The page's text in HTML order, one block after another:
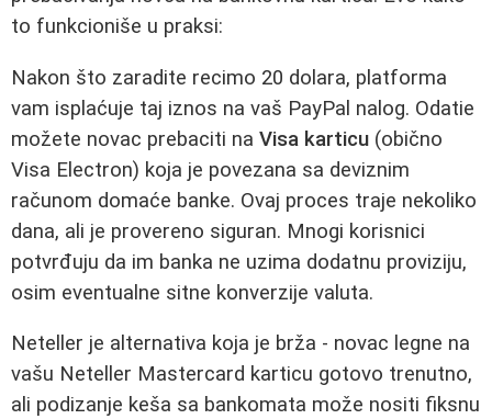
to funkcioniše u praksi:
Nakon što zaradite recimo 20 dolara, platforma
vam isplaćuje taj iznos na vaš PayPal nalog. Odatie
možete novac prebaciti na Visa karticu (obično
Visa Electron) koja je povezana sa deviznim
računom domaće banke. Ovaj proces traje nekoliko
dana, ali je provereno siguran. Mnogi korisnici
potvrđuju da im banka ne uzima dodatnu proviziju,
osim eventualne sitne konverzije valuta.
Neteller je alternativa koja je brža - novac legne na
vašu Neteller Mastercard karticu gotovo trenutno,
ali podizanje keša sa bankomata može nositi fiksnu